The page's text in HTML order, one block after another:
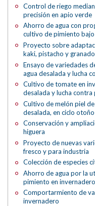
Control de riego
precisión en apio verde
Ahorro de agua con
cultivo de pimiento
Proyecto sobre
kaki, pistacho y
Ensayo de variedades
agua desalada y lucha
Cultivo de tomate en
desalada y lucha contra
Cultivo de melón piel
desalada, en ciclo
Conservación y
higuera
Proyecto de nuevas
fresco y para industria
Colección de especies
Ahorro de agua por la
pimiento en
Comportarmiento de
invernadero